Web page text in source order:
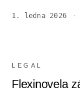
1. ledna 2026 ·
LEGAL
Flexinovela